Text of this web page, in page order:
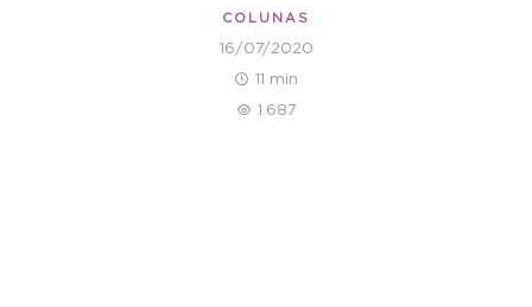
COLUNAS
16/07/2020
11 min
1.687